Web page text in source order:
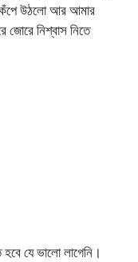
উঠলো আর আমার
জোরে নিশ্বাস নিতে
যে ভালো লাগেনি।